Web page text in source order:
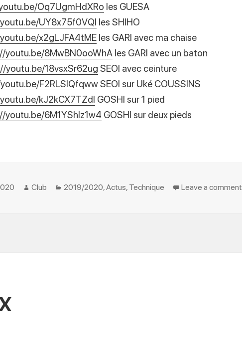
Oq7UgmHdXRo les GUESA
UY8x75f0VQI les SHIHO
x2gLJFA4tME les GARI avec ma chaise
youtu.be/8MwBN0ooWhA les GARI avec un baton
youtu.be/18vsxSr62ug SEOI avec ceinture
F2RLSlQfqwwSEOI sur Uké COUSSINS
kJ2kCX7TZdI GOSHI sur 1 pied
youtu.be/6M1YShIz1w4 GOSHI sur deux pieds
Author
Club Categories
2019/2020,Actus, Technique Leave a comment